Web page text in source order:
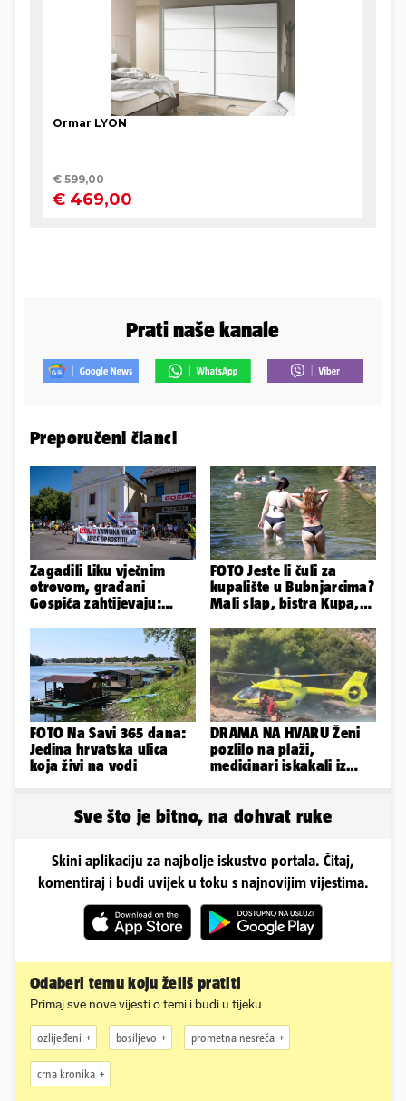
Prati naše kanale
Preporučeni članci
Zagadili Liku vječnim
otrovom, građani
Gospića zahtijevaju:
FOTO Jeste li čuli za
kupalište u Bubnjarcima?
Mali slap, bistra Kupa,
idila!
FOTO Na Savi 365 dana:
Jedina hrvatska ulica
koja živi na vodi
DRAMA NA HVARU Ženi
pozlilo na plaži,
medicinari iskakali iz
Sve što je bitno, na dohvat ruke
Skini aplikaciju za najbolje iskustvo portala. Čitaj,
komentiraj i budi uvijek u toku s najnovijim vijestima.
Odaberi temu koju želiš pratiti
Primaj sve nove vijesti o temi i budi u tijeku
ozlijeđeni bosiljevo prometna nesreća
crna kronika